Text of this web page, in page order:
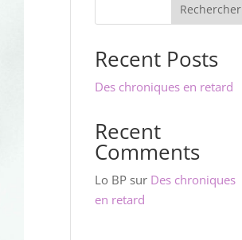
Rechercher
Recent Posts
Des chroniques en retard
Recent
Comments
Lo BP sur Des chroniques
en retard